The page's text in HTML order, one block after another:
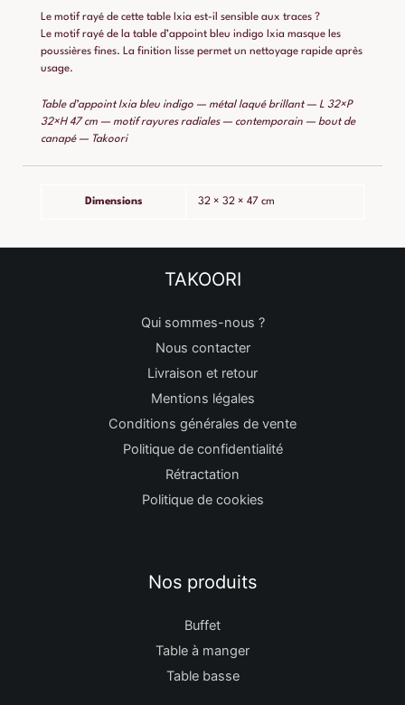
Le motif rayé de cette table Ixia est-il sensible aux traces ?
Le motif rayé de la table d’appoint bleu indigo Ixia masque les
poussières fines. La finition lisse permet un nettoyage rapide après
usage.
Table d’appoint Ixia bleu indigo — métal laqué brillant — L 32×P
32×H 47 cm — motif rayures radiales — contemporain — bout de
canapé — Takoori
Dimensions 32 × 32 × 47 cm
TAKOORI
Qui sommes-nous ?
Nous contacter
Livraison et retour
Mentions légales
Conditions générales de vente
Politique de confidentialité
Rétractation
Politique de cookies
Nos produits
Buffet
Table à manger
Table basse